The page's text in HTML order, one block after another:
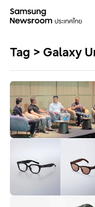
Tag > Galaxy